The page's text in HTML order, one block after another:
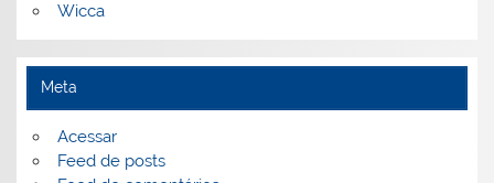
Wicca
Meta
Acessar
Feed de posts